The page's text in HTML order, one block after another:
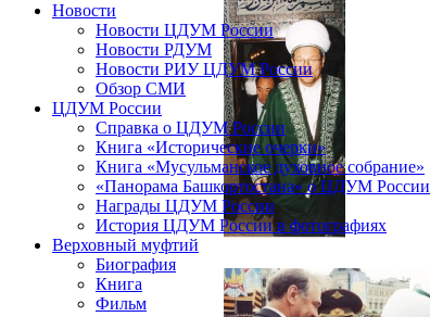
Новости
Новости ЦДУМ России
Новости РДУМ
Новости РИУ ЦДУМ России
Обзор СМИ
ЦДУМ России
Справка о ЦДУМ России
Книга «Исторические очерки»
Книга «Мусульманское духовное собрание»
«Панорама Башкортостана» о ЦДУМ России
Награды ЦДУМ России
История ЦДУМ России в фотографиях
Верховный муфтий
Биография
Книга
Фильм